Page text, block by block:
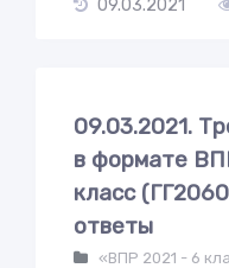
09.03.2021
09.03.2021.
в формате
класс
ответы
«ВПР 2021 - 6